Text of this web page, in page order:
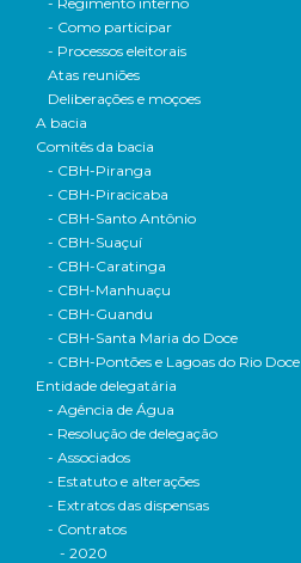
- Como participar
- Processos eleitorais
Atas reuniões
Deliberações e moçoes
A bacia
Comitês da bacia
- CBH-Piranga
- CBH-Piracicaba
- CBH-Santo Antônio
- CBH-Suaçuí
- CBH-Caratinga
- CBH-Manhuaçu
- CBH-Guandu
- CBH-Santa Maria do Doce
- CBH-Pontões e Lagoas do Rio Doce
Entidade delegatária
- Agência de Água
- Resolução de delegação
- Associados
- Estatuto e alterações
- Extratos das dispensas
- Contratos
- 2020